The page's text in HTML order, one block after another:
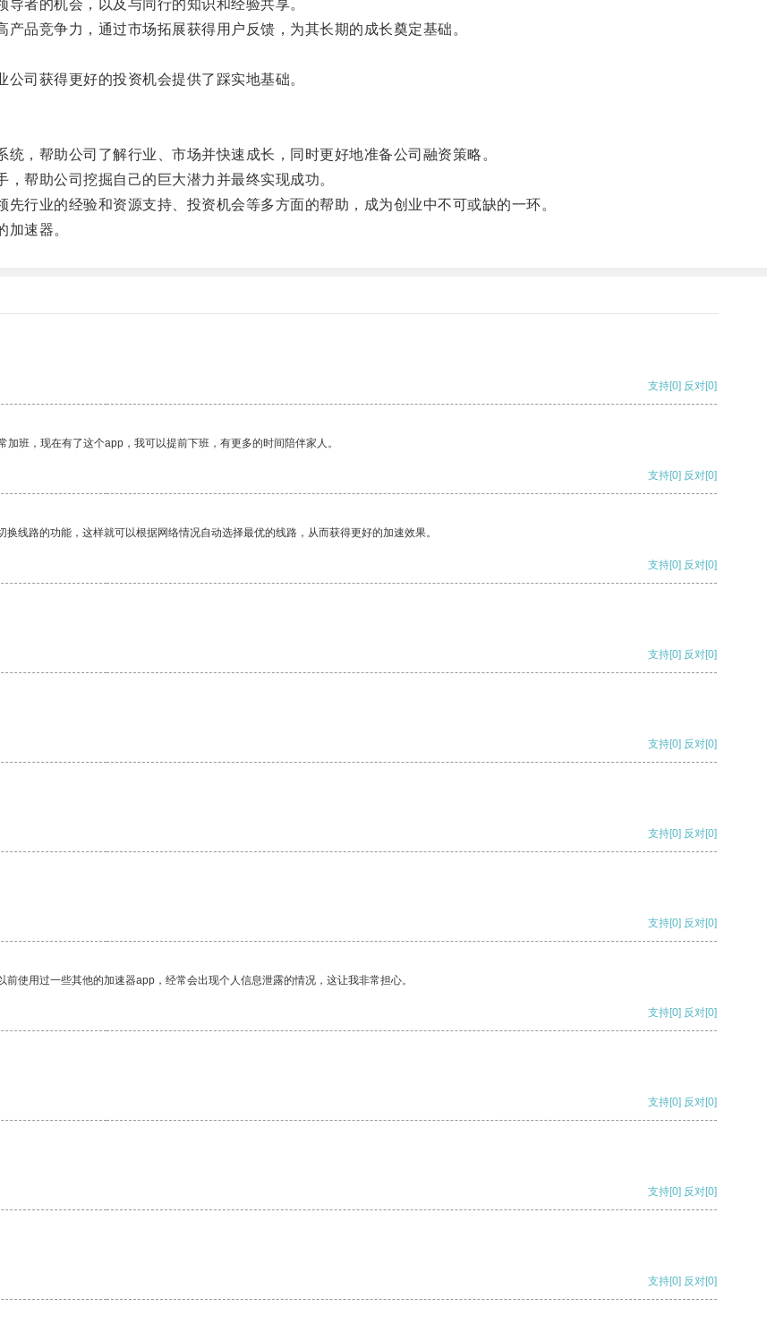
者的机会，以及与同行的知识和经验共享。
竞争力，通过市场拓展获得用户反馈，为其长期的成长奠定基础。
司获得更好的投资机会提供了踩实地基础。
帮助公司了解行业、市场并快速成长，同时更好地准备公司融资策略。
帮助公司挖掘自己的巨大潜力并最终实现成功。
业的经验和资源支持、投资机会等多方面的帮助，成为创业中不可或缺的一环。
速器。
支持[0] 反对[0]
班，现在有了这个app，我可以提前下班，有更多的时间陪伴家人。
支持[0] 反对[0]
线路的功能，这样就可以根据网络情况自动选择最优的线路，从而获得更好的加速效果。
支持[0] 反对[0]
支持[0] 反对[0]
支持[0] 反对[0]
支持[0] 反对[0]
支持[0] 反对[0]
使用过一些其他的加速器app，经常会出现个人信息泄露的情况，这让我非常担心。
支持[0] 反对[0]
支持[0] 反对[0]
支持[0] 反对[0]
支持[0] 反对[0]